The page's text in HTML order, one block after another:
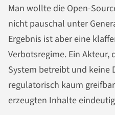
Man wollte die Open-
nicht pauschal unter
Ergebnis ist aber eine
Verbotsregime. Ein
System betreibt und keine
regulatorisch kaum
erzeugten Inhalte